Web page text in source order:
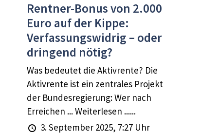
Rentner-Bonus von 2.000
Euro auf der Kippe:
Verfassungswidrig – oder
dringend nötig?
Was bedeutet die Aktivrente? Die
Aktivrente ist ein zentrales Projekt
der Bundesregierung: Wer nach
Erreichen ... Weiterlesen ......
3. September 2025, 7:27 Uhr